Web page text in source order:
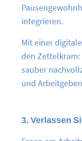
integrieren.
Mit einer
den Zettelkram:
sauber
und
3. Verlassen